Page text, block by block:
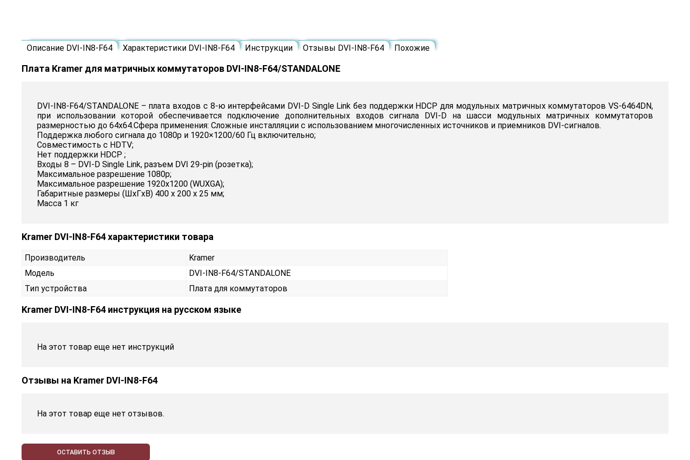
Описание DVI-IN8-F64 Характеристики DVI-IN8-F64 Инструкции Отзывы DVI-IN8-F64 Похожие
Плата Kramer для матричных коммутаторов DVI-IN8-F64/STANDALONE
DVI-IN8-F64/STANDALONE – плата входов с 8-ю интерфейсами DVI-D Single Link без поддержки HDCP для модульных матричных коммутаторов VS-6464DN,
при использовании которой обеспечивается подключение дополнительных входов сигнала DVI-D на шасси модульных матричных коммутаторов
размерностью до 64х64.Сфера применения: Сложные инсталляции с использованием многочисленных источников и приемников DVI-сигналов.
Поддержка любого сигнала до 1080p и 1920×1200/60 Гц включительно;
Совместимость с HDTV;
Нет поддержки HDCP ;
Входы 8 – DVI-D Single Link, разъем DVI 29-pin (розетка);
Максимальное разрешение 1080p;
Максимальное разрешение 1920x1200 (WUXGA);
Габаритные размеры (ШxГxВ) 400 x 200 x 25 мм;
Масса 1 кг
Kramer DVI-IN8-F64 характеристики товара
Производитель
Kramer
Модель
DVI-IN8-F64/STANDALONE
Тип устройства
Плата для коммутаторов
Kramer DVI-IN8-F64 инструкция на русском языке
На этот товар еще нет инструкций
Отзывы на Kramer DVI-IN8-F64
На этот товар еще нет отзывов.
ОСТАВИТЬ ОТЗЫВ